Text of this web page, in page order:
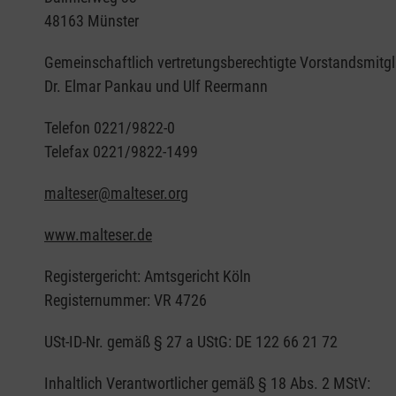
48163 Münster
Gemeinschaftlich vertretungsberechtigte
Dr. Elmar Pankau und Ulf Reermann
Telefon 0221/9822-0
Telefax 0221/9822-1499
malteser@malteser.org
www.malteser.de
Registergericht: Amtsgericht Köln
Registernummer: VR 4726
USt-ID-Nr. gemäß § 27 a UStG: DE 122 66 21 72
Inhaltlich Verantwortlicher gemäß § 18 Abs. 2 MStV: